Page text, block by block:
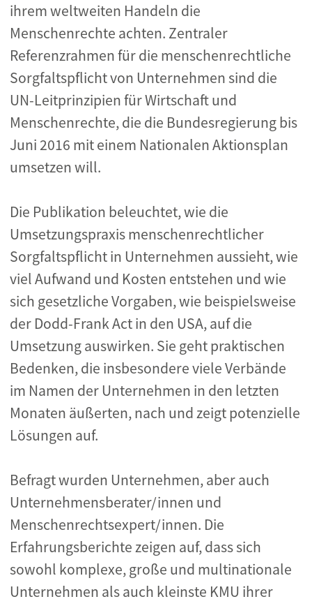
ihrem weltweiten Handeln die
Menschenrechte achten. Zentraler
Referenzrahmen für die menschenrechtliche
Sorgfaltspflicht von Unternehmen sind die
UN-Leitprinzipien für Wirtschaft und
Menschenrechte, die die Bundesregierung bis
Juni 2016 mit einem Nationalen Aktionsplan
umsetzen will.
Die Publikation beleuchtet, wie die
Umsetzungspraxis menschenrechtlicher
Sorgfaltspflicht in Unternehmen aussieht, wie
viel Aufwand und Kosten entstehen und wie
sich gesetzliche Vorgaben, wie beispielsweise
der Dodd-Frank Act in den USA, auf die
Umsetzung auswirken. Sie geht praktischen
Bedenken, die insbesondere viele Verbände
im Namen der Unternehmen in den letzten
Monaten äußerten, nach und zeigt potenzielle
Lösungen auf.
Befragt wurden Unternehmen, aber auch
Unternehmensberater/innen und
Menschenrechtsexpert/innen. Die
Erfahrungsberichte zeigen auf, dass sich
sowohl komplexe, große und multinationale
Unternehmen als auch kleinste KMU ihrer